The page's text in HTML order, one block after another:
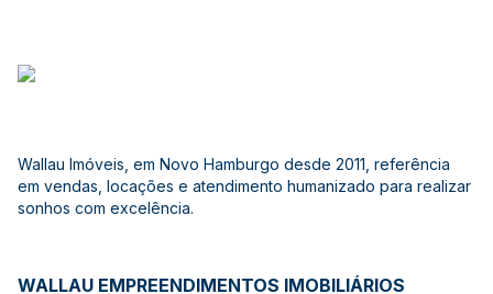
Wallau Imóveis, em Novo Hamburgo desde 2011, referência
em vendas, locações e atendimento humanizado para realizar
sonhos com excelência.
WALLAU EMPREENDIMENTOS IMOBILIÁRIOS